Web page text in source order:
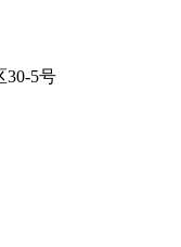
30-5号